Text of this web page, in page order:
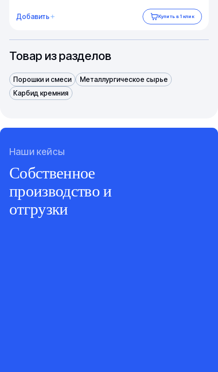
Добавить Купить в 1 клик
Товар из разделов
Порошки и смеси
Металлургическое сырье
Карбид кремния
Наши кейсы
Собственное
производство и
отгрузки